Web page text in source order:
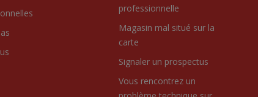
professionnelle
Magasin mal situé sur la
carte
Signaler un prospectus
Vous rencontrez un